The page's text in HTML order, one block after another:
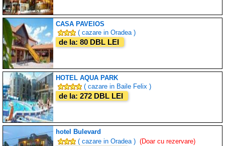
CASA PAVEIOS
( cazare in Oradea )
de la: 80 DBL LEI
HOTEL AQUA PARK
( cazare in Baile Felix )
de la: 272 DBL LEI
hotel Bulevard
( cazare in Oradea ) (Doar cu rezervare)